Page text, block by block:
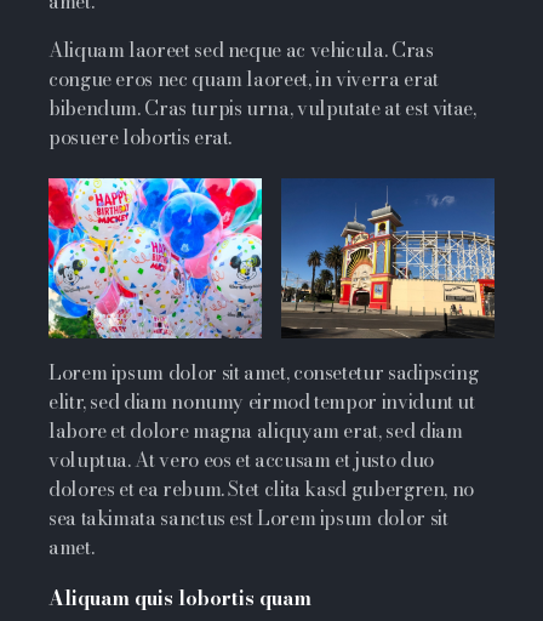
Aliquam laoreet sed neque ac vehicula. Cras
congue eros nec quam laoreet, in viverra erat
bibendum. Cras turpis urna, vulputate at est vitae,
posuere lobortis erat.
Lorem ipsum dolor sit amet, consetetur sadipscing
elitr, sed diam nonumy eirmod tempor invidunt ut
labore et dolore magna aliquyam erat, sed diam
voluptua. At vero eos et accusam et justo duo
dolores et ea rebum. Stet clita kasd gubergren, no
sea takimata sanctus est Lorem ipsum dolor sit
amet.
Aliquam quis lobortis quam